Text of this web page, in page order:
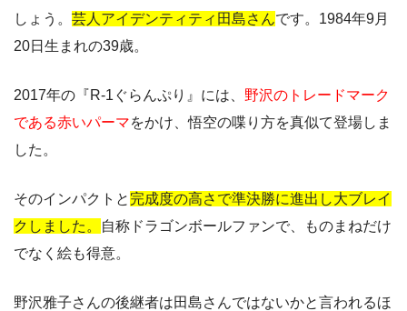
しょう。 芸人アイデンティティ田島さんです。1984年9月
20日生まれの39歳。
2017年の『R-1ぐらんぷり』には、 野沢のトレードマーク
である赤いパーマをかけ、悟空の喋り方を真似て登場しま
した。
そのインパクトと 完成度の高さで準決勝に進出し大ブレイ
クしました。
自称ドラゴンボールファンで、ものまねだけ
でなく絵も得意。
野沢雅子さんの後継者は田島さんではないかと言われるほ